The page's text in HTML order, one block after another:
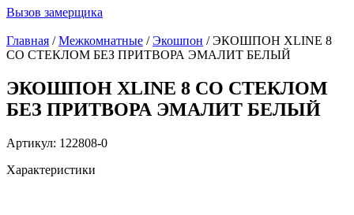
Вызов замерщика
Главная /Межкомнатные /Экошпон / ЭКОШПОН XLINE 8
СО СТЕКЛОМ БЕЗ ПРИТВОРА ЭМАЛИТ БЕЛЫЙ
ЭКОШПОН XLINE 8 СО СТЕКЛОМ
БЕЗ ПРИТВОРА ЭМАЛИТ БЕЛЫЙ
Артикул: 122808-0
Характеристики